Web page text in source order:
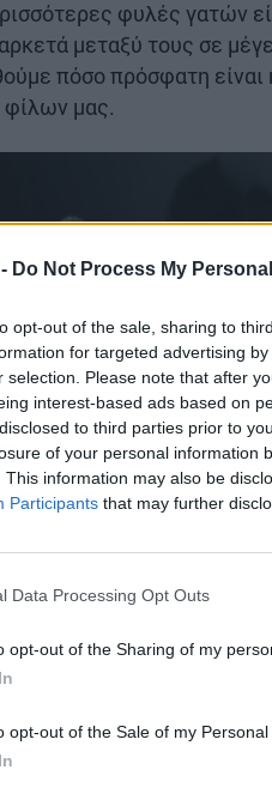
Do Not Process My
opt-out of the sale, sharing to
for targeted advertising
selection. Please note that after
interest-based ads based on
to third parties prior to
of your personal information
This information may also be
Participants that may further
Data Processing Opt Outs
opt-out of the Sharing of my
opt-out of the Sale of my Personal
φυλές γατών
μεταξύ τους σε
πόσο πρόσφατη είναι
μας.